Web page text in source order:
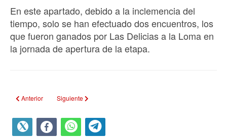
En este apartado, debido a la inclemencia del
tiempo, solo se han efectuado dos encuentros, los
que fueron ganados por Las Delicias a la Loma en
la jornada de apertura de la etapa.
Artículo anterior: Por primera vez dos calixteños a los juegos más antiguos
Anterior Artículo siguiente: Cachorros suben al cuarto lugar en Serie
Siguiente